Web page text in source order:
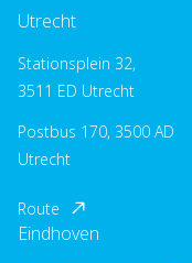
Utrecht
Stationsplein 32,
3511 ED Utrecht
Postbus 170, 3500 AD
Utrecht
Route
Eindhoven